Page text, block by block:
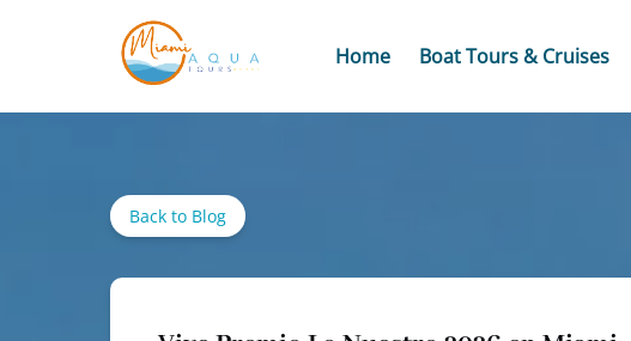
Skip to primary navigation
Skip to content
Skip to footer
Home
Boat Tours & Cruises
Back to Blog